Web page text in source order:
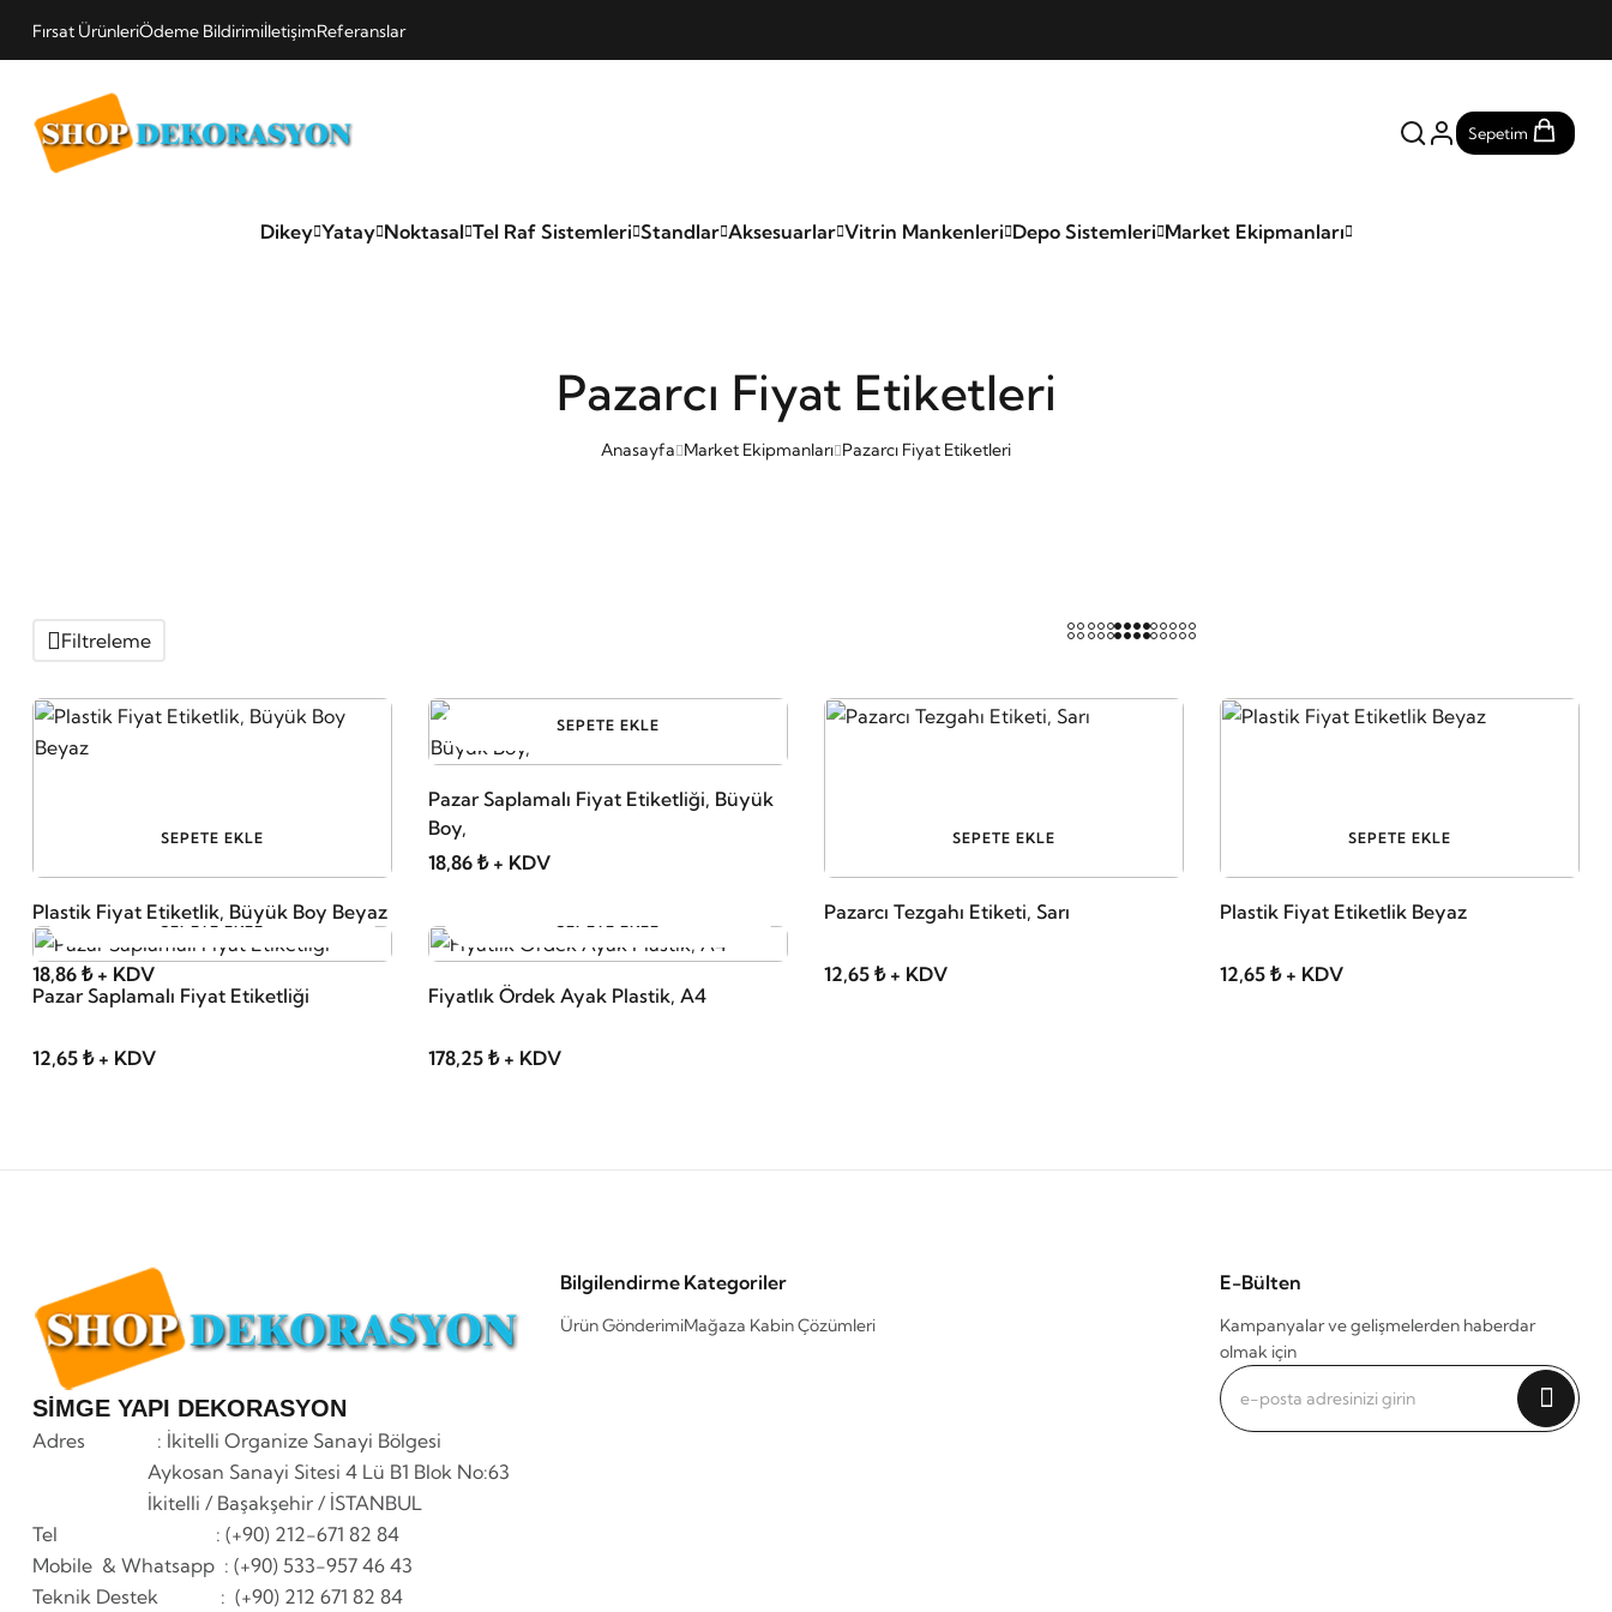
Fırsat ÜrünleriÖdeme BildirimiİletişimReferanslar
Sepetim
Dikey Yatay Noktasal Tel Raf Sistemleri Standlar Aksesuarlar Vitrin Mankenleri Depo Sistemleri Market Ekipmanları
Pazarcı Fiyat Etiketleri
Anasayfa Market Ekipmanları Pazarcı Fiyat Etiketleri
Filtreleme
SEPETE EKLE
Plastik Fiyat Etiketlik, Büyük Boy Beyaz
18,86 ₺ + KDV
SEPETE EKLE
Pazar Saplamalı Fiyat Etiketliği, Büyük
Boy,
18,86 ₺ + KDV
SEPETE EKLE
Pazarcı Tezgahı Etiketi, Sarı
12,65 ₺ + KDV
SEPETE EKLE
Plastik Fiyat Etiketlik Beyaz
12,65 ₺ + KDV
SEPETE EKLE
Pazar Saplamalı Fiyat Etiketliği
12,65 ₺ + KDV
SEPETE EKLE
Fiyatlık Ördek Ayak Plastik, A4
178,25 ₺ + KDV
SİMGE YAPI DEKORASYON
Adres : İkitelli Organize Sanayi Bölgesi
Aykosan Sanayi Sitesi 4 Lü B1 Blok No:63
İkitelli / Başakşehir / İSTANBUL
Tel : (+90) 212-671 82 84
Mobile & Whatsapp : (+90) 533-957 46 43
Teknik Destek : (+90) 212 671 82 84
Bilgilendirme
Ürün Gönderimi
Kategoriler
Mağaza Kabin Çözümleri
E-Bülten
Kampanyalar ve gelişmelerden haberdar
olmak için